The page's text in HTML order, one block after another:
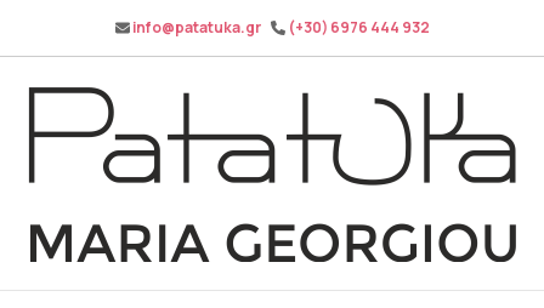
info@patatuka.gr (+30) 6976 444 932
Maria Georgiou